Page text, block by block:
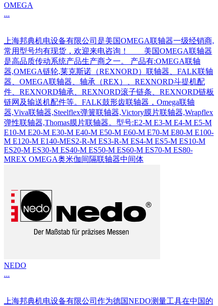
OMEGA
...
上海邦典机电设备有限公司是美国OMEGA联轴器一级经销商,
常用型号均有现货，欢迎来电咨询！ 美国OMEGA联轴器
是高品质传动系统产品生产商之一。 产品有:OMEGA联轴
器,OMEGA链轮,莱克斯诺（REXNORD）联轴器、FALK联轴
器、OMEGA联轴器、轴承（REX）、REXNORD斗提机配
件、REXNORD轴承、REXNORD滚子链条、REXNORD链板
链网及输送机配件等。FALK鼓形齿联轴器，Omega联轴
器,Viva联轴器,Steelflex弹簧联轴器,Victory膜片联轴器,Wrapflex
弹性联轴器,Thomas膜片联轴器。型号:E2-M E3-M E4-M E5-M
E10-M E20-M E30-M E40-M E50-M E60-M E70-M E80-M E100-
M E120-M E140-MES2-R-M ES3-R-M ES4-M ES5-M ES10-M
ES20-M ES30-M ES40-M ES50-M ES60-M ES70-M ES80-
MREX OMEGA奥米伽间隔联轴器中间体
NEDO
...
上海邦典机电设备有限公司作为德国NEDO测量工具在中国的